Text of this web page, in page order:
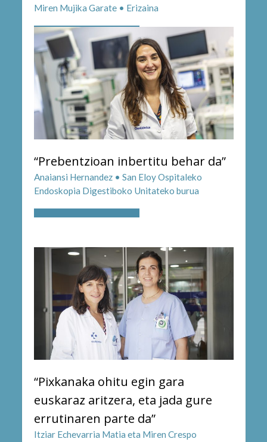
Miren Mujika Garate • Erizaina
“Prebentzioan inbertitu behar da”
Anaiansi Hernandez • San Eloy Ospitaleko
Endoskopia Digestiboko Unitateko burua
“Pixkanaka ohitu egin gara
euskaraz aritzera, eta jada gure
errutinaren parte da”
Itziar Echevarria Matia eta Miren Crespo